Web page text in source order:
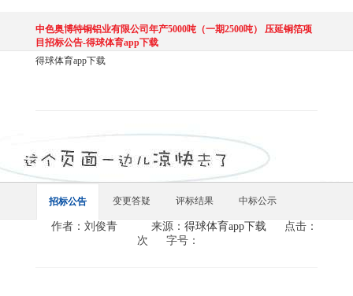
中色奥博特铜铝业有限公司年产5000吨（一期2500吨） 压延铜箔项
目招标公告-得球体育app下载
得球体育app下载
招标公告 变更答疑 评标结果 中标公示
作者：刘俊青 来源： 得球体育app下载
点击：
次
字号：